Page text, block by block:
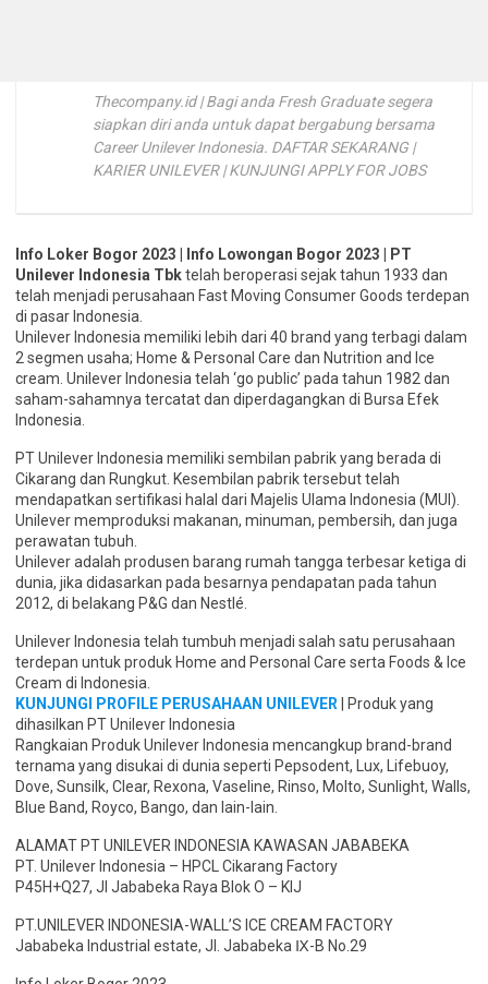
Thecompany.id | Bagi anda Fresh Graduate segera
siapkan diri anda untuk dapat bergabung bersama
Career Unilever Indonesia. DAFTAR SEKARANG |
KARIER UNILEVER | KUNJUNGI APPLY FOR JOBS
Info Loker Bogor 2023 | Info Lowongan Bogor 2023 | PT
Unilever Indonesia Tbktelah beroperasi sejak tahun 1933 dan
telah menjadi perusahaan Fast Moving Consumer Goods terdepan
di pasar Indonesia.
Unilever Indonesia memiliki lebih dari 40 brand yang terbagi dalam
2 segmen usaha; Home & Personal Care dan Nutrition and Ice
cream. Unilever Indonesia telah ‘go public’ pada tahun 1982 dan
saham-sahamnya tercatat dan diperdagangkan di Bursa Efek
Indonesia.
PT Unilever Indonesia memiliki sembilan pabrik yang berada di
Cikarang dan Rungkut. Kesembilan pabrik tersebut telah
mendapatkan sertifikasi halal dari Majelis Ulama Indonesia (MUI).
Unilever memproduksi makanan, minuman, pembersih, dan juga
perawatan tubuh.
Unilever adalah produsen barang rumah tangga terbesar ketiga di
dunia, jika didasarkan pada besarnya pendapatan pada tahun
2012, di belakang P&G dan Nestlé.
Unilever Indonesia telah tumbuh menjadi salah satu perusahaan
terdepan untuk produk Home and Personal Care serta Foods & Ice
Cream di Indonesia.
KUNJUNGI PROFILE PERUSAHAAN UNILEVER | Produk yang
dihasilkan PT Unilever Indonesia
Rangkaian Produk Unilever Indonesia mencangkup brand-brand
ternama yang disukai di dunia seperti Pepsodent, Lux, Lifebuoy,
Dove, Sunsilk, Clear, Rexona, Vaseline, Rinso, Molto, Sunlight, Walls,
Blue Band, Royco, Bango, dan lain-lain.
ALAMAT PT UNILEVER INDONESIA KAWASAN JABABEKA
PT. Unilever Indonesia – HPCL Cikarang Factory
P45H+Q27, Jl Jababeka Raya Blok O – KIJ
PT.UNILEVER INDONESIA-WALL’S ICE CREAM FACTORY
Jababeka Industrial estate, Jl. Jababeka Ⅸ-B No.29